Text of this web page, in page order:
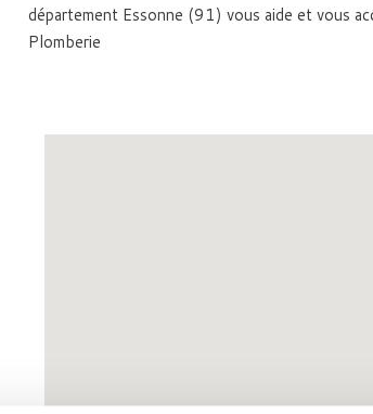
département Essonne (91) vous aide et vous
Plomberie